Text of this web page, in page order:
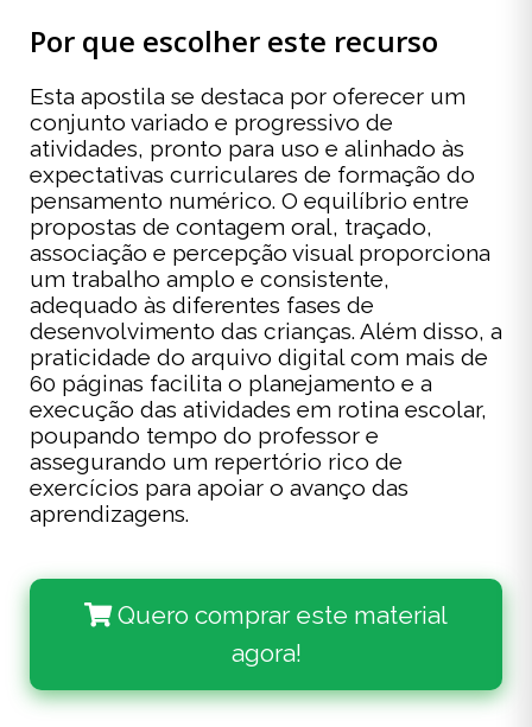
Por que escolher este recurso
Esta apostila se destaca por oferecer um
conjunto variado e progressivo de
atividades, pronto para uso e alinhado às
expectativas curriculares de formação do
pensamento numérico. O equilíbrio entre
propostas de contagem oral, traçado,
associação e percepção visual proporciona
um trabalho amplo e consistente,
adequado às diferentes fases de
desenvolvimento das crianças. Além disso, a
praticidade do arquivo digital com mais de
60 páginas facilita o planejamento e a
execução das atividades em rotina escolar,
poupando tempo do professor e
assegurando um repertório rico de
exercícios para apoiar o avanço das
aprendizagens.
Quero comprar este material
agora!